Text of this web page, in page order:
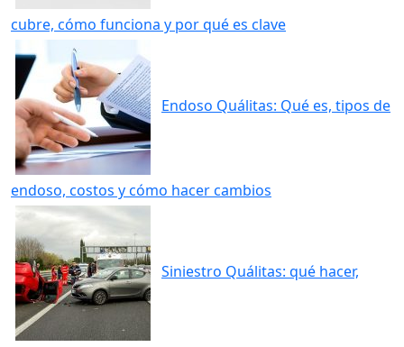
cubre, cómo funciona y por qué es clave
Endoso Quálitas: Qué es, tipos de
endoso, costos y cómo hacer cambios
Siniestro Quálitas: qué hacer,